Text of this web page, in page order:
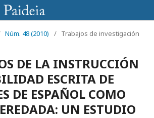
Núm. 48 (2010) / Trabajos de investigación
DE LA INSTRUCCIÓN
ESCRITA DE
DE ESPAÑOL COMO
UN ESTUDIO